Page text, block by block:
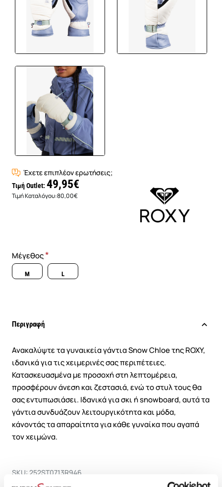
Έχετε επιπλέον ερωτήσεις;
Τιμή Outlet: 49,95€
Τιμή Καταλόγου:80,00€
Μέγεθος
M L
Περιγραφή
Ανακαλύψτε τα γυναικεία γάντια Snow Chloe της ROXY,
ιδανικά για τις χειμερινές σας περιπέτειες.
Κατασκευασμένα με προσοχή στη λεπτομέρεια,
προσφέρουν άνεση και ζεστασιά, ενώ το στυλ τους θα
σας εντυπωσιάσει. Ιδανικά για σκι ή snowboard, αυτά τα
γάντια συνδυάζουν λειτουργικότητα και μόδα,
κάνοντάς τα απαραίτητα για κάθε γυναίκα που αγαπά
τον χειμώνα.
SKU: 252ST0713R946
Κωδικός Κατασκευαστή: ERJHN03255